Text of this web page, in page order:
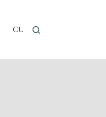
CUCINA E RICETTE